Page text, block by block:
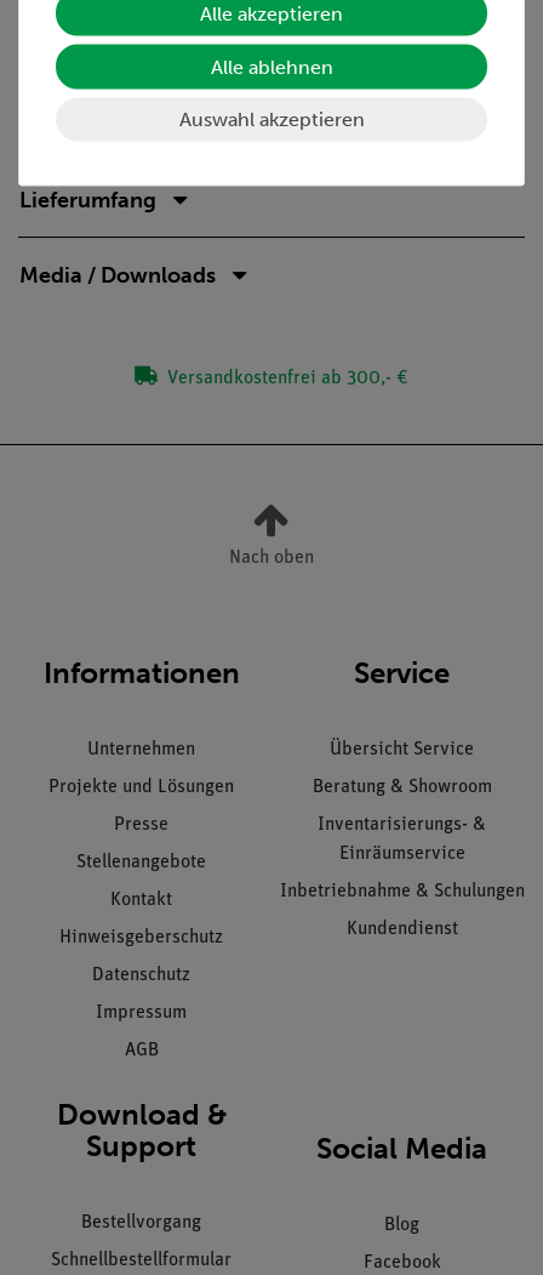
Lernziele
Die Schüler lernen die Funktionsweise eines Kalorimeters
kennen und vermessen den Mischvorgang von Wasser.
Lieferumfang
Media / Downloads
Versandkostenfrei ab 300,- €
Nach oben
Informationen
Unternehmen
Projekte und Lösungen
Presse
Stellenangebote
Kontakt
Hinweisgeberschutz
Datenschutz
Impressum
AGB
Service
Übersicht Service
Beratung & Showroom
Inventarisierungs- &
Einräumservice
Inbetriebnahme & Schulungen
Kundendienst
Download &
Support
Bestellvorgang
Schnellbestellformular
Social Media
Blog
Facebook
Alle akzeptieren
Alle ablehnen
Auswahl akzeptieren